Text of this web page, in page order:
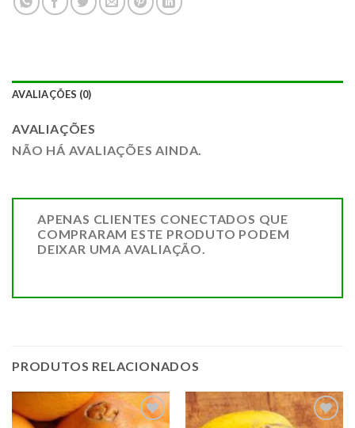
AVALIAÇÕES (0)
AVALIAÇÕES
NÃO HÁ AVALIAÇÕES AINDA.
APENAS CLIENTES CONECTADOS QUE
COMPRARAM ESTE PRODUTO PODEM
DEIXAR UMA AVALIAÇÃO.
PRODUTOS RELACIONADOS